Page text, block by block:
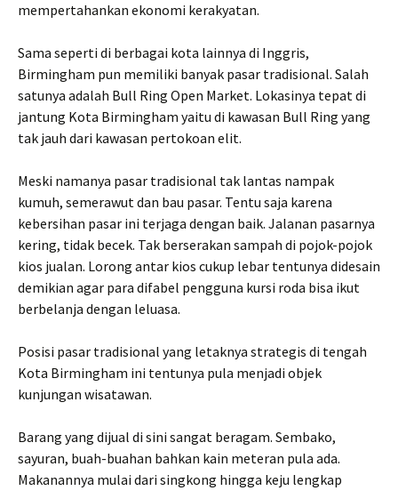
mempertahankan ekonomi kerakyatan.
Sama seperti di berbagai kota lainnya di Inggris,
Birmingham pun memiliki banyak pasar tradisional. Salah
satunya adalah Bull Ring Open Market. Lokasinya tepat di
jantung Kota Birmingham yaitu di kawasan Bull Ring yang
tak jauh dari kawasan pertokoan elit.
Meski namanya pasar tradisional tak lantas nampak
kumuh, semerawut dan bau pasar. Tentu saja karena
kebersihan pasar ini terjaga dengan baik. Jalanan pasarnya
kering, tidak becek. Tak berserakan sampah di pojok-pojok
kios jualan. Lorong antar kios cukup lebar tentunya didesain
demikian agar para difabel pengguna kursi roda bisa ikut
berbelanja dengan leluasa.
Posisi pasar tradisional yang letaknya strategis di tengah
Kota Birmingham ini tentunya pula menjadi objek
kunjungan wisatawan.
Barang yang dijual di sini sangat beragam. Sembako,
sayuran, buah-buahan bahkan kain meteran pula ada.
Makanannya mulai dari singkong hingga keju lengkap